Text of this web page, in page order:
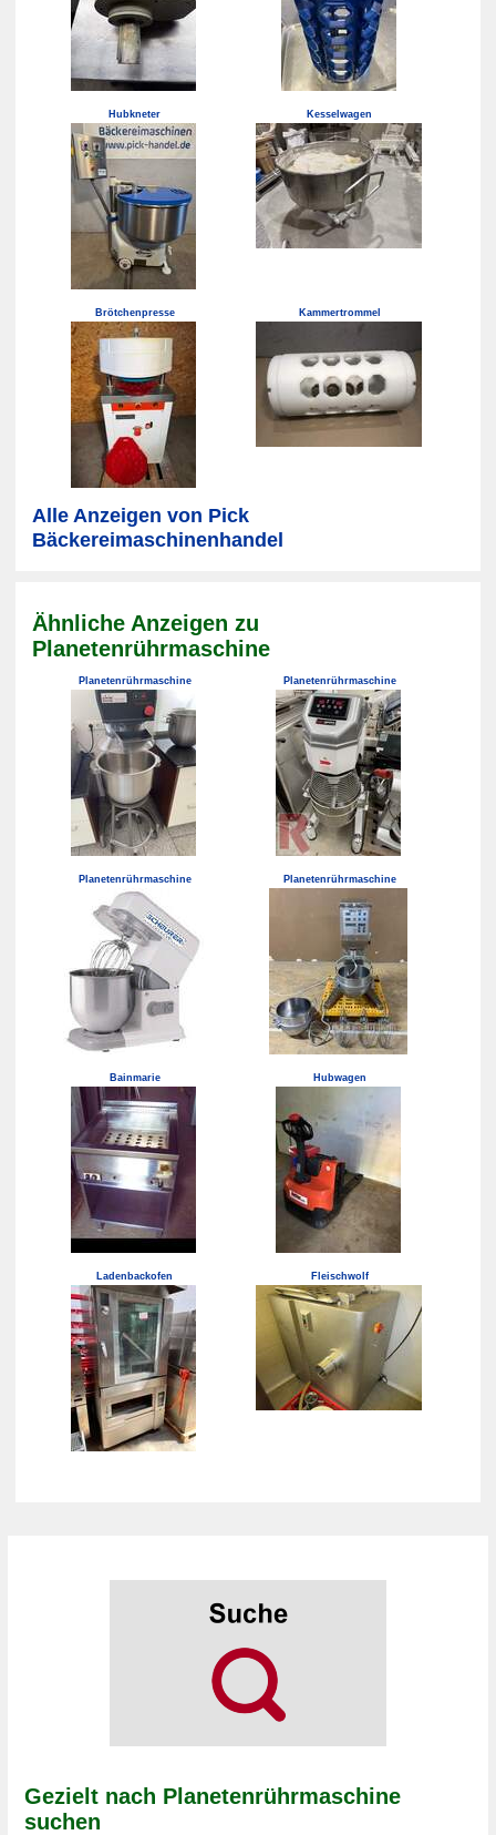
Hubkneter Kesselwagen
Brötchenpresse Kammertrommel
Alle Anzeigen von Pick
Bäckereimaschinenhandel
Ähnliche Anzeigen zu
Planetenrührmaschine
Planetenrührmaschine Planetenrührmaschine
Planetenrührmaschine Planetenrührmaschine
Bainmarie Hubwagen
Ladenbackofen Fleischwolf
Gezielt nach Planetenrührmaschine
suchen